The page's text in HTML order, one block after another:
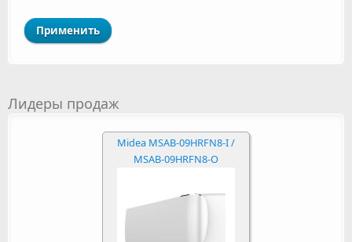
Лидеры продаж
Midea MSAB-09HRFN8-I /
MSAB-09HRFN8-O